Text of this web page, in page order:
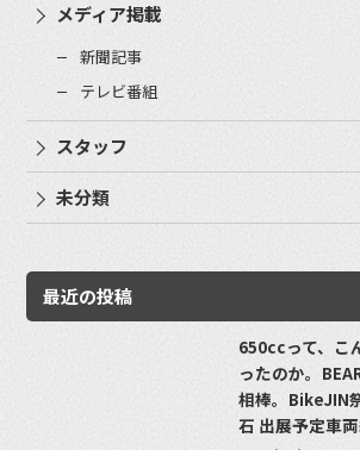
メディア掲載
新聞記事
テレビ番組
スタッフ
未分類
最近の投稿
650ccって、こ
ったのか。
相棒。BikeJIN
石 出展予定車